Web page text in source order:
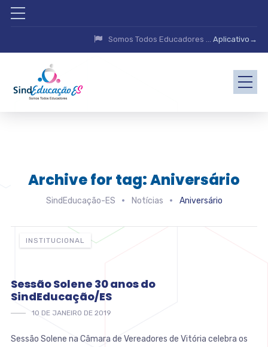
Somos Todos Educadores ...Aplicativo→
Archive for tag: Aniversário
SindEducação-ES Notícias Aniversário
INSTITUCIONAL
Sessão Solene 30 anos do
SindEducação/ES
10 DE JANEIRO DE 2019
Sessão Solene na Câmara de Vereadores de Vitória celebra os